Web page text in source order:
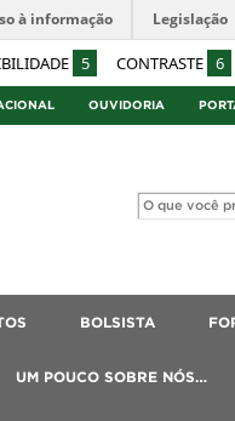
5 CONTRASTE 6
à informação Legislação
OUVIDORIA
BOLSISTA
UM POUCO SOBRE NÓS…